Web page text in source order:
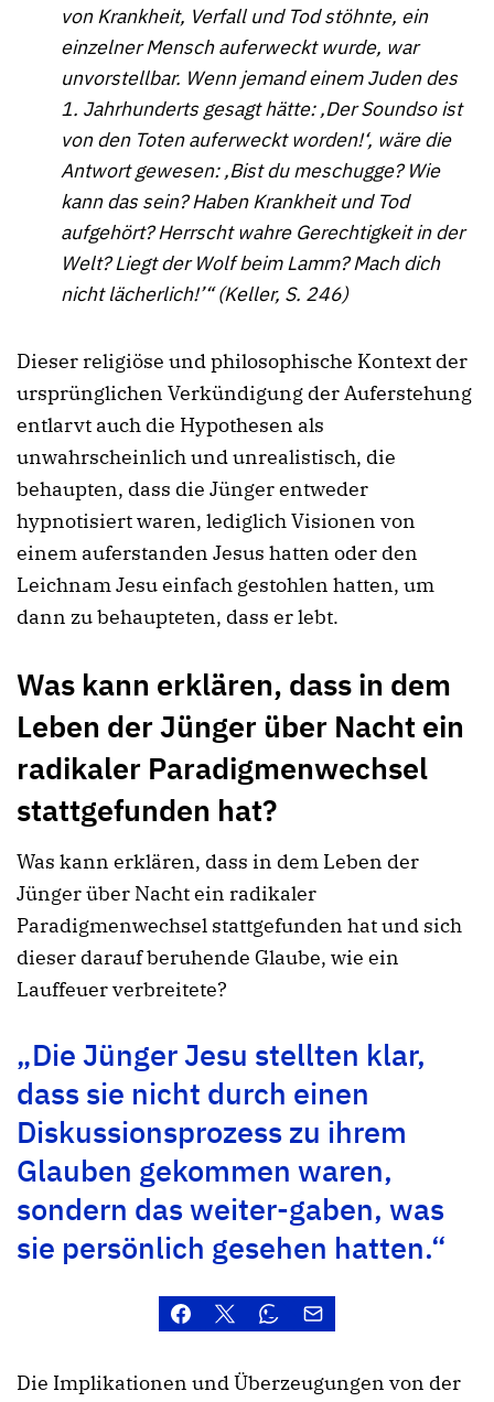
von Krankheit, Verfall und Tod stöhnte, ein
einzelner Mensch auferweckt wurde, war
unvorstellbar. Wenn jemand einem Juden des
1. Jahrhunderts gesagt hätte: ‚Der Soundso ist
von den Toten auferweckt worden!‘, wäre die
Antwort gewesen: ‚Bist du meschugge? Wie
kann das sein? Haben Krankheit und Tod
aufgehört? Herrscht wahre Gerechtigkeit in der
Welt? Liegt der Wolf beim Lamm? Mach dich
nicht lächerlich!’“ (Keller, S. 246)
Dieser religiöse und philosophische Kontext der
ursprünglichen Verkündigung der Auferstehung
entlarvt auch die Hypothesen als
unwahrscheinlich und unrealistisch, die
behaupten, dass die Jünger entweder
hypnotisiert waren, lediglich Visionen von
einem auferstanden Jesus hatten oder den
Leichnam Jesu einfach gestohlen hatten, um
dann zu behaupteten, dass er lebt.
Was kann erklären, dass in dem
Leben der Jünger über Nacht ein
radikaler Paradigmenwechsel
stattgefunden hat?
Was kann erklären, dass in dem Leben der
Jünger über Nacht ein radikaler
Paradigmenwechsel stattgefunden hat und sich
dieser darauf beruhende Glaube, wie ein
Lauffeuer verbreitete?
„Die Jünger Jesu stellten klar,
dass sie nicht durch einen
Diskussionsprozess zu ihrem
Glauben gekommen waren,
sondern das weiter-gaben, was
sie persönlich gesehen hatten.“
Die Implikationen und Überzeugungen von der